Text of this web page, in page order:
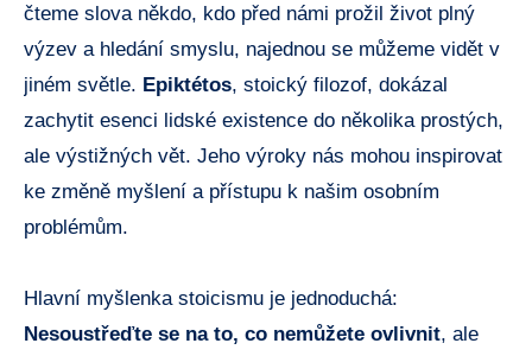
čteme slova někdo, kdo před námi prožil život plný
výzev a hledání smyslu, najednou se můžeme vidět v
jiném světle. Epiktétos, stoický filozof, dokázal
zachytit esenci lidské existence do několika prostých,
ale výstižných vět. Jeho výroky nás mohou inspirovat
ke změně myšlení a přístupu k našim osobním
problémům.
Hlavní myšlenka stoicismu je jednoduchá:
Nesoustřeďte se na to, co nemůžete ovlivnit, ale